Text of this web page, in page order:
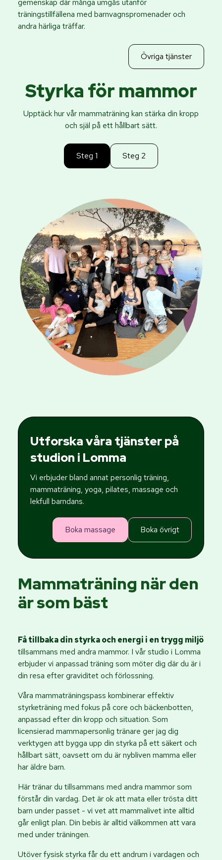
gemenskap där många umgås utanför
träningstillfällena med barnvagnspromenader och
andra härliga träffar.
Övriga tjänster
Styrka för mammor
Upptäck hur vår mammaträning kan stärka din kropp
och själ på ett hållbart sätt.
Steg 1 Steg 2
Utforska våra tjänster på
studion i Lomma
Vi erbjuder bland annat personlig träning,
mammaträning, yoga, pilates, massage och
lekfull barndans.
Boka massage Boka övrigt
Mammaträning när den
är som bäst
Få tillbaka din styrka och energi i en trygg miljö
tillsammans med andra mammor. I vår studio i Lomma
erbjuder vi anpassad träning som möter dig där du är i
din resa efter graviditet och förlossning.
Våra mammaträningspass kombinerar effektiv
styrketräning med fokus på core och bäckenbotten,
anpassad efter din kropp och situation. Som
licensierad mammapersonlig tränare ger jag dig
verktygen att bygga upp din styrka på ett säkert och
hållbart sätt, oavsett om du är nybliven mamma eller
har äldre barn.
Här tränar du tillsammans med andra mammor som
förstår din vardag. Det är ok att mata eller trösta ditt
barn under passet - vi vet att mammalivet inte alltid
går enligt plan. Din bebis är alltid välkommen att vara
med under träningen.
Utöver fysisk styrka får du ett andrum i vardagen och